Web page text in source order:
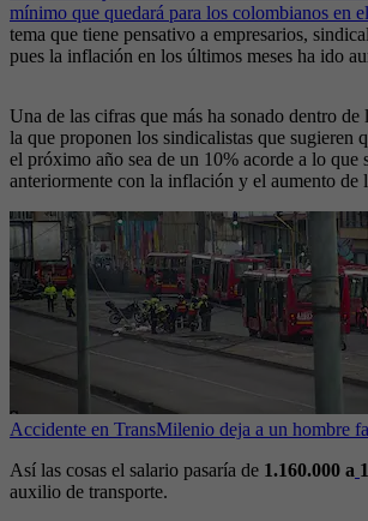
mínimo que quedará para los colombianos en
tema que tiene pensativo a empresarios,
pues la inflación en los últimos meses ha ido
Una de las cifras que más ha sonado dentro de
la que proponen los sindicalistas que sugieren
el próximo año sea de un 10% acorde a lo que
anteriormente con la inflación y el aumento de
Accidente en TransMilenio deja a un hombre
Así las cosas el salario pasaría de 1.160.000 a
auxilio de transporte.